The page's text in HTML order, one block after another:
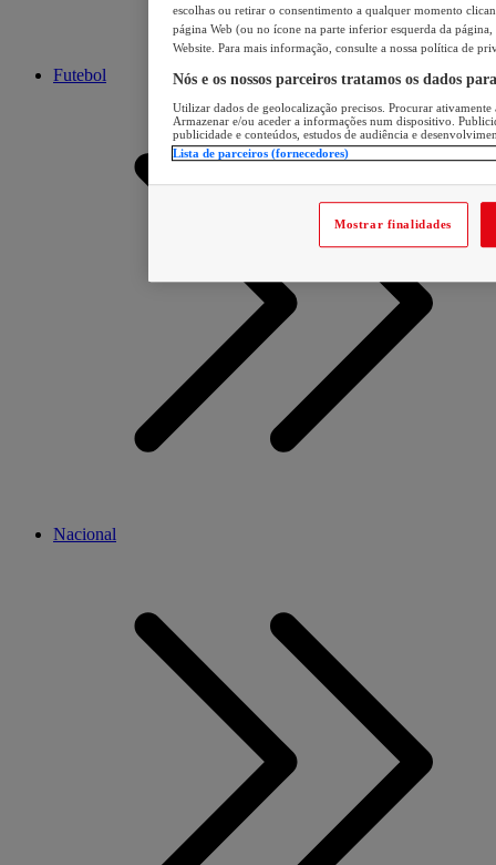
Futebol
Nacional
escolhas ou retirar o consentimento a qualquer momento
página Web (ou no ícone na parte inferior esquerda da página,
Website. Para mais informação, consulte a nossa política de
Nós e os nossos parceiros tratamos os dados
Utilizar dados de geolocalização precisos. Procurar
Armazenar e/ou aceder a informações num dispositivo.
publicidade e conteúdos, estudos de audiência e
Lista de parceiros (fornecedores)
Mostrar finalidades